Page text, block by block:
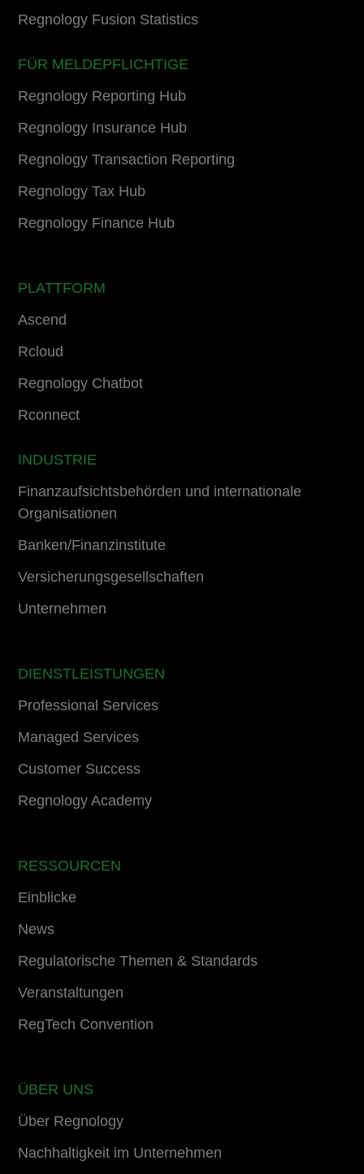
Regnology Fusion Statistics
FÜR MELDEPFLICHTIGE
Regnology Reporting Hub
Regnology Insurance Hub
Regnology Transaction Reporting
Regnology Tax Hub
Regnology Finance Hub
PLATTFORM
Ascend
Rcloud
Regnology Chatbot
Rconnect
INDUSTRIE
Finanzaufsichtsbehörden und internationale
Organisationen
Banken/Finanzinstitute
Versicherungsgesellschaften
Unternehmen
DIENSTLEISTUNGEN
Professional Services
Managed Services
Customer Success
Regnology Academy
RESSOURCEN
Einblicke
News
Regulatorische Themen & Standards
Veranstaltungen
RegTech Convention
ÜBER UNS
Über Regnology
Nachhaltigkeit im Unternehmen